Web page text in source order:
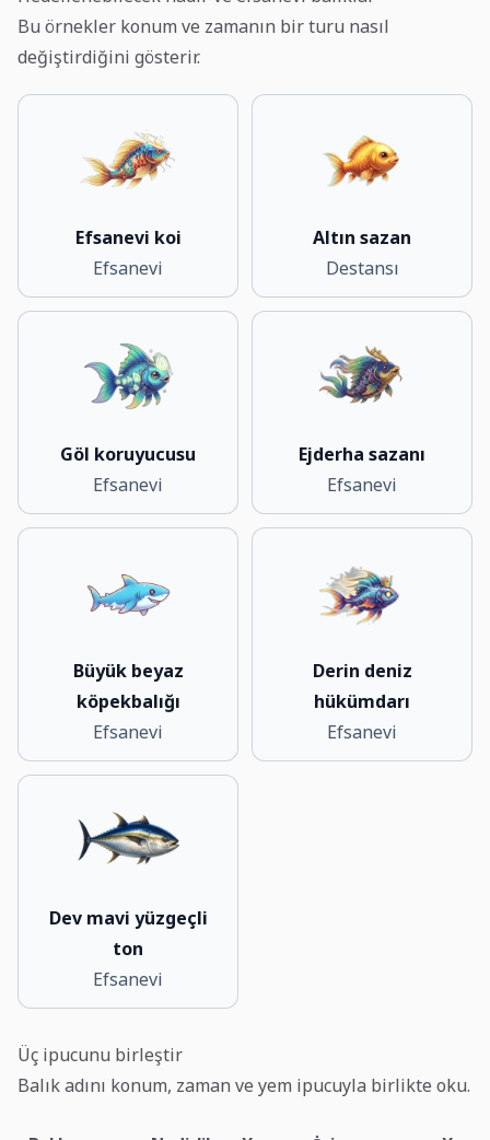
Bu örnekler konum ve zamanın bir turu nasıl
değiştirdiğini gösterir.
Efsanevi koi
Efsanevi
Altın sazan
Destansı
Göl koruyucusu
Efsanevi
Ejderha sazanı
Efsanevi
Büyük beyaz
köpekbalığı
Efsanevi
Derin deniz
hükümdarı
Efsanevi
Dev mavi yüzgeçli
ton
Efsanevi
Üç ipucunu birleştir
Balık adını konum, zaman ve yem ipucuyla birlikte oku.